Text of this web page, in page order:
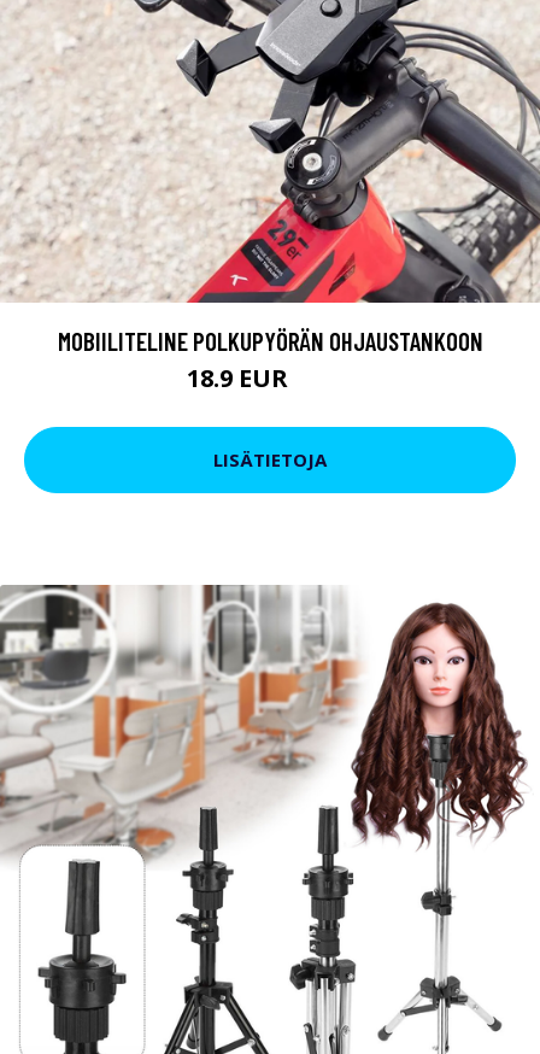
MOBIILITELINE POLKUPYÖRÄN OHJAUSTANKOON
18.9 EUR
LISÄTIETOJA